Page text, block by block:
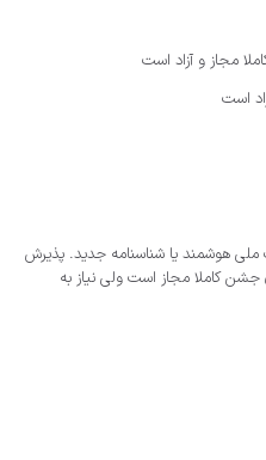
مجاز و آزاد است
است
ملی هوشمند یا شناسنامه جدید. پذیرش
کاملا مجاز است ولی نیاز به